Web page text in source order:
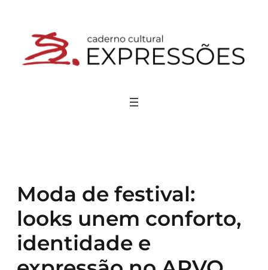
conteúdo
Moda de festival:
looks unem conforto,
identidade e